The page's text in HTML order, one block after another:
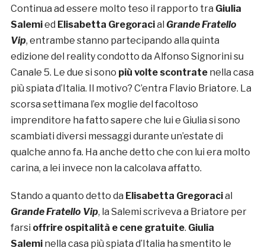
Continua ad essere molto teso il rapporto tra Giulia
Salemied Elisabetta Gregoracial Grande Fratello
Vip, entrambe stanno partecipando alla quinta
edizione del reality condotto da Alfonso Signorini su
Canale 5. Le due si sono più volte scontratenella casa
più spiata d’Italia. Il motivo? C’entra Flavio Briatore. La
scorsa settimana l’ex moglie del facoltoso
imprenditore ha fatto sapere che lui e Giulia si sono
scambiati diversi messaggi durante un’estate di
qualche anno fa. Ha anche detto che con lui era molto
carina, a lei invece non la calcolava affatto.
Stando a quanto detto da Elisabetta Gregoracial
Grande Fratello Vip, la Salemi scriveva a Briatore per
farsi offrire ospitalità e cene gratuite. Giulia
Salemi nella casa più spiata d’Italia ha smentito le